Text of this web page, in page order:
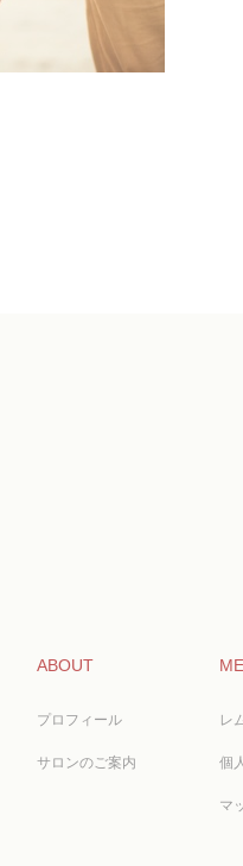
ABOUT
プロフィール
サロンのご案内
レ
個
マ